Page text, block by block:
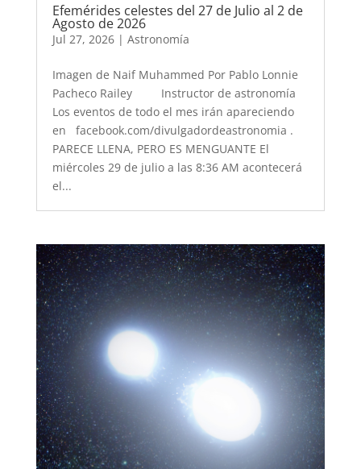
Efemérides celestes del 27 de Julio al 2 de
Agosto de 2026
Jul 27, 2026| Astronomía
Imagen de Naif Muhammed Por Pablo Lonnie
Pacheco Railey Instructor de astronomía
Los eventos de todo el mes irán apareciendo
en facebook.com/divulgadordeastronomia .
PARECE LLENA, PERO ES MENGUANTE El
miércoles 29 de julio a las 8:36 AM acontecerá
el...